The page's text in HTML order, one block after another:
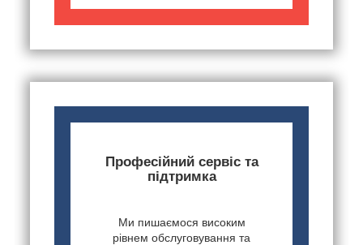
Професійний сервіс та
підтримка
Ми пишаємося високим
рівнем обслуговування та